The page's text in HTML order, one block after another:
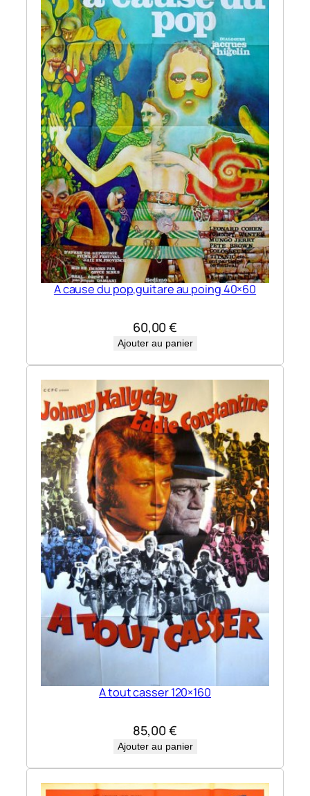
A cause du pop,guitare au poing 40×60
60,00€
Ajouter au panier
A tout casser 120×160
85,00 €
Ajouter au panier